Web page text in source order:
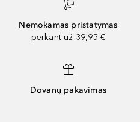
Nemokamas pristatymas
perkant už 39,95 €
Dovanų pakavimas